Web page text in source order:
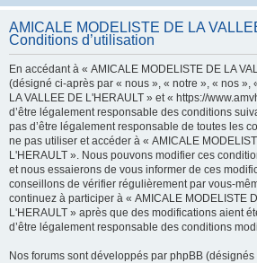
AMICALE MODELISTE DE LA
Conditions d’utilisation
En accédant à « AMICALE MODELISTE DE LA
(désigné ci-après par « nous », « notre », « nos »,
LA VALLEE DE L'HERAULT » et « https://
d’être légalement responsable des conditions
pas d’être légalement responsable de toutes les
ne pas utiliser et accéder à « AMICALE
L'HERAULT ». Nous pouvons modifier ces
et nous essaierons de vous informer de ces
conseillons de vérifier régulièrement par vous-
continuez à participer à « AMICALE MODELISTE
L'HERAULT » après que des modifications aient
d’être légalement responsable des conditions
Nos forums sont développés par phpBB